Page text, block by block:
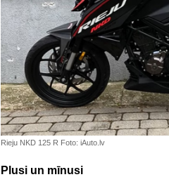
Rieju NKD 125 R Foto: iAuto.lv
Plusi un mīnusi